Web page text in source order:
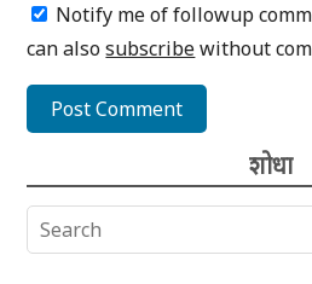
Notify me of followup
can alsosubscribewithout
शोधा